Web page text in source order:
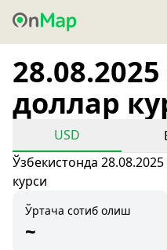
доллар
USD
Ўзбекистонда
курси
Ўртача сотиб олиш
~